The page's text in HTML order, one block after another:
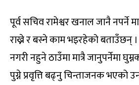
पूर्व सचिव रामेश्वर खनाल जानै नपर्ने
राख्ने र बस्ने काम भइरहेको बताउँछन् ।
नगरी नहुने ठाउँमा मात्रै जानुपर्नेमा
पुग्ने प्रवृत्ति बढ्नु चिन्ताजनक भएको